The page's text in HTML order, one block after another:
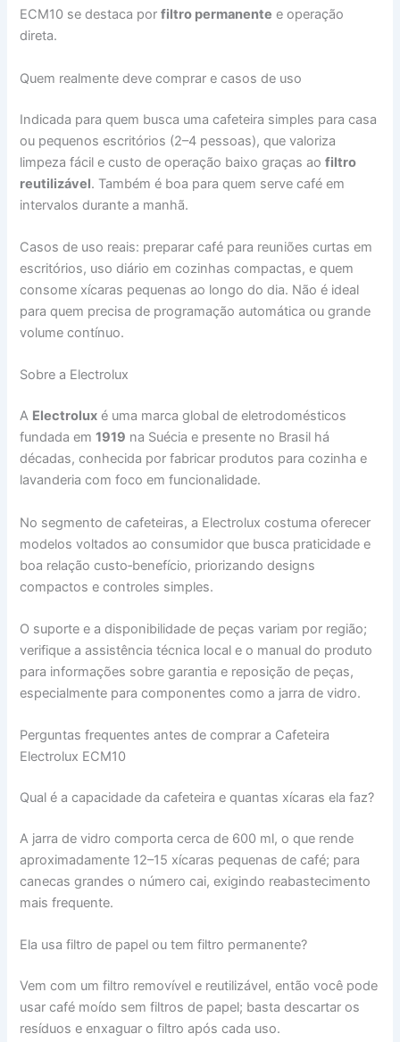
ECM10 se destaca porfiltro permanente e operação
direta.
Quem realmente deve comprar e casos de uso
Indicada para quem busca uma cafeteira simples para casa
ou pequenos escritórios (2–4 pessoas), que valoriza
limpeza fácil e custo de operação baixo graças aofiltro
reutilizável. Também é boa para quem serve café em
intervalos durante a manhã.
Casos de uso reais: preparar café para reuniões curtas em
escritórios, uso diário em cozinhas compactas, e quem
consome xícaras pequenas ao longo do dia. Não é ideal
para quem precisa de programação automática ou grande
volume contínuo.
Sobre a Electrolux
A Electrolux é uma marca global de eletrodomésticos
fundada em1919 na Suécia e presente no Brasil há
décadas, conhecida por fabricar produtos para cozinha e
lavanderia com foco em funcionalidade.
No segmento de cafeteiras, a Electrolux costuma oferecer
modelos voltados ao consumidor que busca praticidade e
boa relação custo‑benefício, priorizando designs
compactos e controles simples.
O suporte e a disponibilidade de peças variam por região;
verifique a assistência técnica local e o manual do produto
para informações sobre garantia e reposição de peças,
especialmente para componentes como a jarra de vidro.
Perguntas frequentes antes de comprar a Cafeteira
Electrolux ECM10
Qual é a capacidade da cafeteira e quantas xícaras ela faz?
A jarra de vidro comporta cerca de 600 ml, o que rende
aproximadamente 12–15 xícaras pequenas de café; para
canecas grandes o número cai, exigindo reabastecimento
mais frequente.
Ela usa filtro de papel ou tem filtro permanente?
Vem com um filtro removível e reutilizável, então você pode
usar café moído sem filtros de papel; basta descartar os
resíduos e enxaguar o filtro após cada uso.